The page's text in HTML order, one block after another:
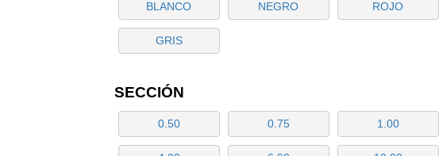
BLANCO NEGRO ROJO
GRIS
SECCIÓN
0.50 0.75 1.00